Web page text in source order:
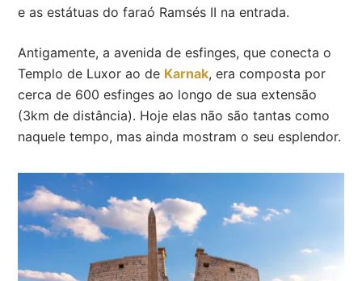
e as estátuas do faraó Ramsés II na entrada.
Antigamente, a avenida de esfinges, que conecta o
Templo de Luxor ao de Karnak, era composta por
cerca de 600 esfinges ao longo de sua extensão
(3km de distância). Hoje elas não são tantas como
naquele tempo, mas ainda mostram o seu esplendor.